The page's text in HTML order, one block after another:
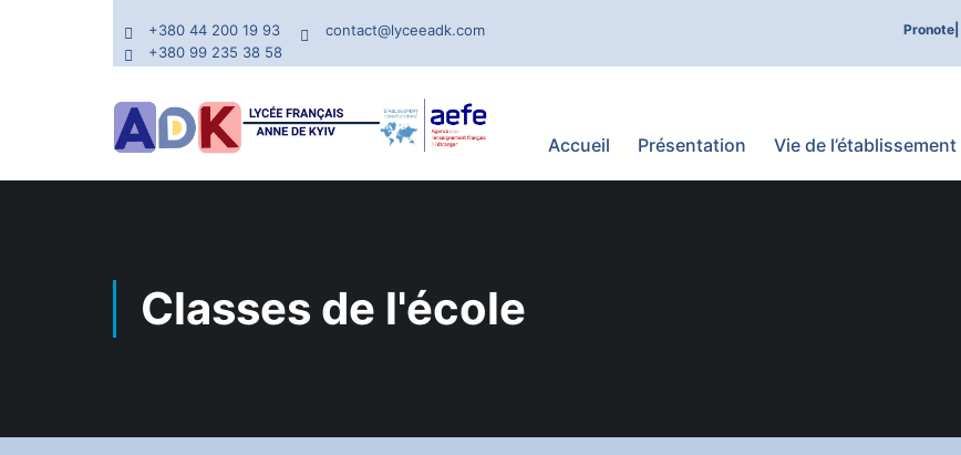
+380 44 200 19 93
+380 99 235 38 58
contact@lyceeadk.com Pronote|
Accueil Présentation Vie de l’établissement
Classes de l'école